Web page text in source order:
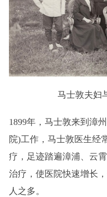
马士敦夫妇
1899年，马士敦来到漳
院)工作，马士敦医生经
疗，足迹踏遍漳浦、云
治疗，使医院快速增长
人之多。